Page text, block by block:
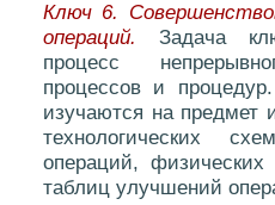
Ключ 6.
операций.
Задача
процесс
процессов и
изучаются на
технологических
операций,
таблиц улучшений